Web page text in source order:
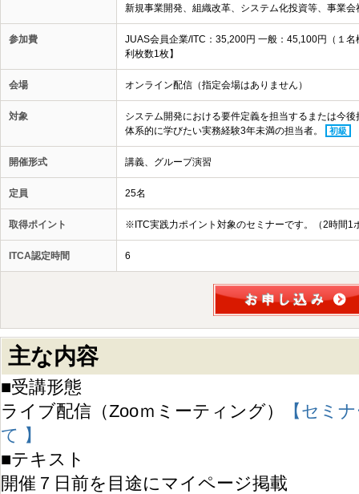
新規事業開発、組織改革、システム化投資等、事業
参加費
JUAS会員企業/ITC：35,200円 一般：45,100円（１
利枚数1枚】
会場 オンライン配信（指定会場はありません）
対象
システム開発における要件定義を担当するまたは今
体系的に学びたい実務経験3年未満の担当者。
初級
開催形式 講義、グループ演習
定員 25名
取得ポイント ※ITC実践力ポイント対象のセミナーです。（2時間1
ITCA認定時間 6
主な内容
■受講形態
ライブ配信（Zooｍミーティング）
【セミ
て 】
■テキスト
開催７日前を目途にマイページ掲載